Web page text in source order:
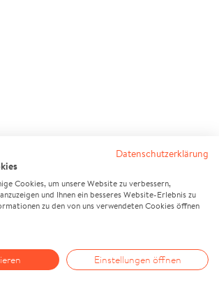
Datenschutzerklärung
Cookies, um unsere Website zu verbessern,
und Ihnen ein besseres Website-Erlebnis zu
zu den von uns verwendeten Cookies öffnen
Einstellungen öffnen